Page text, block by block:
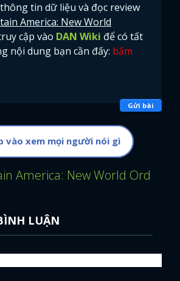
tin dữ liệu và đọc review
America: New World
cập vào DAN Wiki để có tất
nội dung bạn cần đấy: bấm
Gửi bài
vào xem mọi người nói gì
America: New World Order
LUẬN